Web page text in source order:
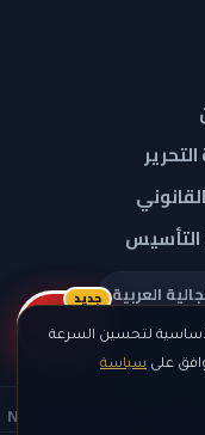
لتحسين السرعة
على سياسة
العربية
— جميع الحقوق محفوظة — NEW YORK NEWS
ريلز
جديد